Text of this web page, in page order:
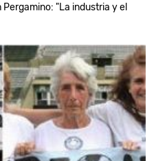
"La industria y el